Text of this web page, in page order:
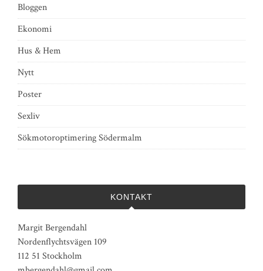
Bloggen
Ekonomi
Hus & Hem
Nytt
Poster
Sexliv
Sökmotoroptimering Södermalm
KONTAKT
Margit Bergendahl
Nordenflychtsvägen 109
112 51 Stockholm